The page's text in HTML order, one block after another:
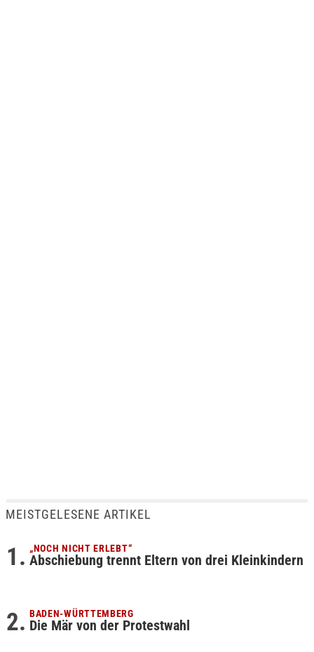
MEISTGELESENE ARTIKEL
„NOCH NICHT ERLEBT“
Abschiebung trennt Eltern von drei Kleinkindern
BADEN-WÜRTTEMBERG
Die Mär von der Protestwahl